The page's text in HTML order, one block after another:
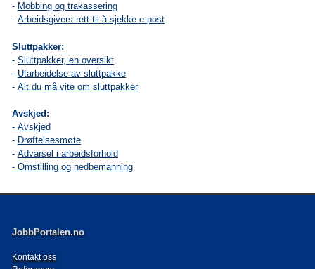
- Mobbing og trakassering
-Arbeidsgivers rett til å sjekke e-post
Sluttpakker:
-Sluttpakker, en oversikt
- Utarbeidelse av sluttpakke
-Alt du må vite om sluttpakker
Avskjed:
-Avskjed
- Drøftelsesmøte
-Advarsel i arbeidsforhold
-Omstilling og nedbemanning
JobbPortalen.no
Kontakt oss